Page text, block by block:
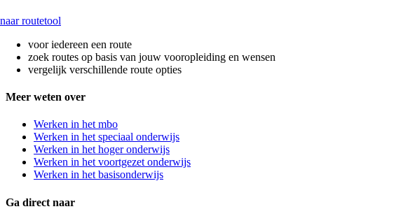
naar routetool
voor iedereen een route
zoek routes op basis van jouw vooropleiding en wensen
vergelijk verschillende route opties
Meer weten over
Werken in het mbo
Werken in het speciaal onderwijs
Werken in het hoger onderwijs
Werken in het voortgezet onderwijs
Werken in het basisonderwijs
Ga direct naar